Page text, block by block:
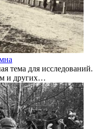
тема для исследований.
и других…